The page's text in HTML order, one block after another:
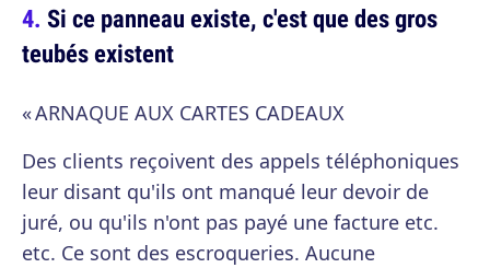
Si ce panneau existe, c'est que des gros
teubés existent
« ARNAQUE AUX CARTES CADEAUX
Des clients reçoivent des appels téléphoniques
leur disant qu'ils ont manqué leur devoir de
juré, ou qu'ils n'ont pas payé une facture etc.
etc. Ce sont des escroqueries. Aucune